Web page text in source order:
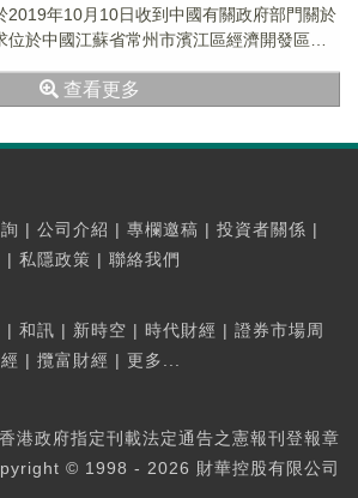
2019年10月10日收到中國有關政府部門關於
位於中國江蘇省常州市濱江區經濟開發區化
查看更多
| 公司介紹 | 專欄邀稿 | 投資者關係 |
| 私隱政策 | 聯絡我們
| 和訊 | 新時空 | 時代財經 | 證券市場周
| 攬富財經 | 更多...
香港政府指定刊載法定通告之憲報刊登報章
© 1998 - 2026 財華控股有限公司